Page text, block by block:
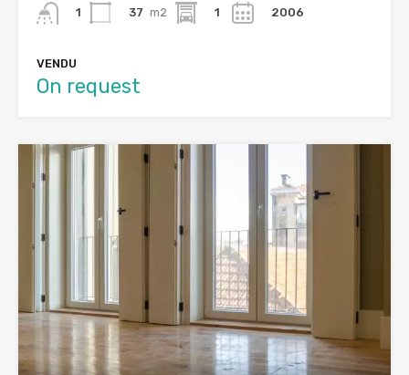
1
37 m2
1
2006
VENDU
On request